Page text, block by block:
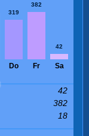
319
Do
382
Fr
42
Sa
42
382
18